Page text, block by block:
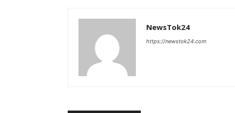
NewsTok24
https://newstok24.com